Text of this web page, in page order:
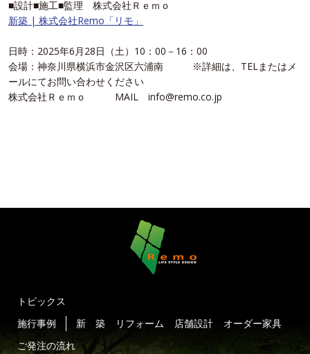
■設計■施工■監理 株式会社Ｒｅｍｏ
新築 | 株式会社Remo「リモ」
日時：2025年6月28日（土）10：00－16：00
会場：神奈川県横浜市金沢区六浦南 ※詳細は、TELまたはメ
ールにてお問い合わせください
株式会社Ｒｅｍｏ MAIL info@remo.co.jp
トピックス
施行事例
新 築 リフォーム 店舗設計
オーダー家具
ご発注の流れ